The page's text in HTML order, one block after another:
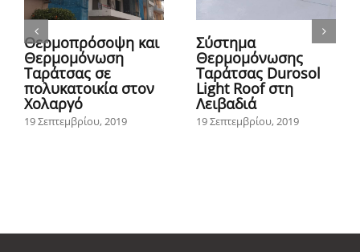
Θερμοπρόσοψη και
Θερμομόνωση
Ταράτσας σε
πολυκατοικία στον
Χολαργό
19 Σεπτεμβρίου, 2019
Σύστημα
Θερμομόνωσης
Ταράτσας Durosol
Light Roof στη
Λειβαδιά
19 Σεπτεμβρίου, 2019